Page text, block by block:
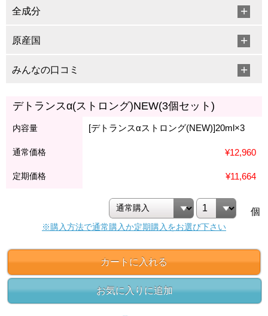
全成分
原産国
みんなの口コミ
デトランスα(ストロング)NEW(3個セット)
内容量 [デトランスαストロング(NEW)]20ml×3
通常価格 ¥12,960
定期価格 ¥11,664
個
※購入方法で通常購入か定期購入をお選び下さい
カートに入れる
お気に入りに追加